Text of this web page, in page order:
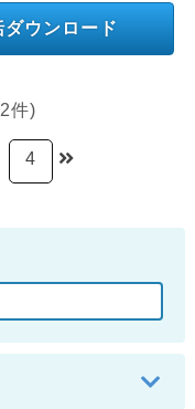
ダウンロード
件)
4